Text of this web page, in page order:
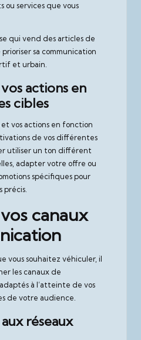
ou services que vous
qui vend des articles de
sa communication
et urbain.
actions en
cibles
vos actions en fonction
de vos différentes
utiliser un ton différent
adapter votre offre ou
spécifiques pour
précis.
canaux
vous souhaitez véhiculer, il
les canaux de
à l’atteinte de vos
de votre audience.
réseaux